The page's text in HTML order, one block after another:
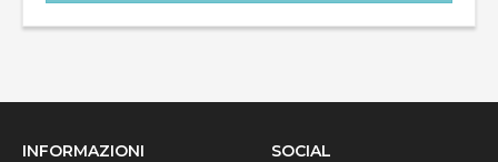
INFORMAZIONI SOCIAL